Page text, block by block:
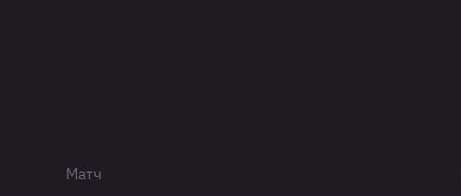
Матч